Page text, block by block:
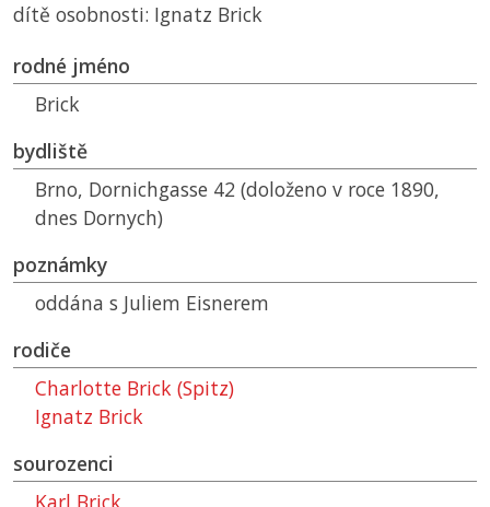
dítě osobnosti: Ignatz Brick
rodné jméno
Brick
bydliště
Brno, Dornichgasse 42 (doloženo v roce 1890,
dnes Dornych)
poznámky
oddána s Juliem Eisnerem
rodiče
Charlotte Brick (Spitz)
Ignatz Brick
sourozenci